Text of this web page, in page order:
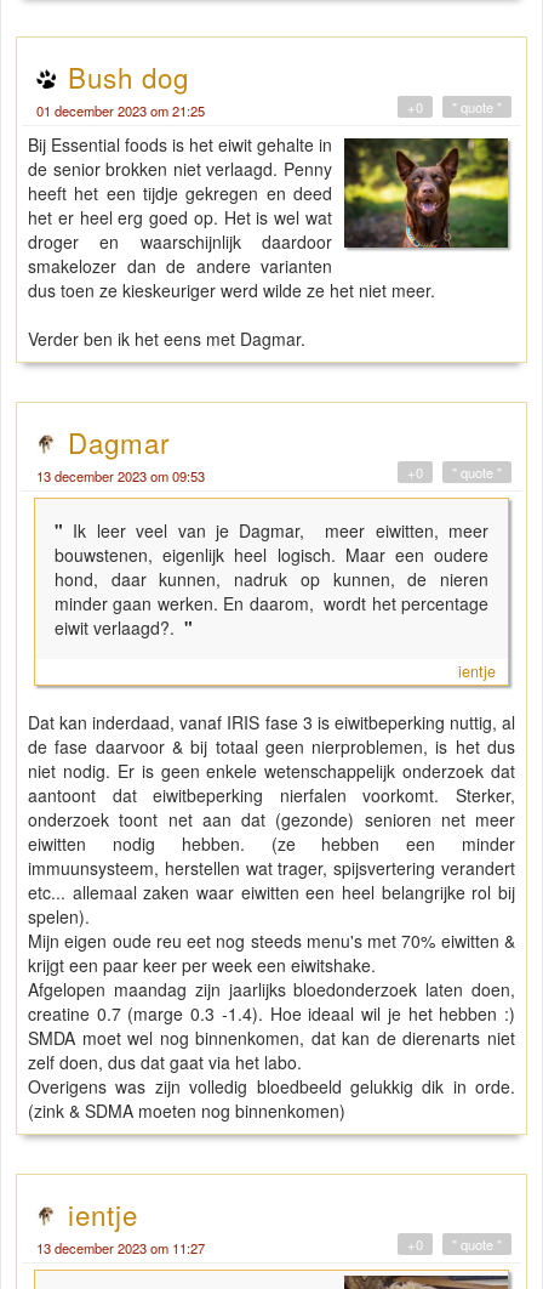
Bush dog
01 december 2023 om 21:25 " quote "
+0
Bij Essential foods is het eiwit gehalte in
de senior brokken niet verlaagd. Penny
heeft het een tijdje gekregen en deed
het er heel erg goed op. Het is wel wat
droger en waarschijnlijk daardoor
smakelozer dan de andere varianten
dus toen ze kieskeuriger werd wilde ze het niet meer.
Verder ben ik het eens met Dagmar.
Dagmar
13 december 2023 om 09:53 " quote "
+0
" Ik leer veel van je Dagmar, meer eiwitten, meer
bouwstenen, eigenlijk heel logisch. Maar een oudere
hond, daar kunnen, nadruk op kunnen, de nieren
minder gaan werken. En daarom, wordt het percentage
eiwit verlaagd?. "
ientje
Dat kan inderdaad, vanaf IRIS fase 3 is eiwitbeperking nuttig, al
de fase daarvoor & bij totaal geen nierproblemen, is het dus
niet nodig. Er is geen enkele wetenschappelijk onderzoek dat
aantoont dat eiwitbeperking nierfalen voorkomt. Sterker,
onderzoek toont net aan dat (gezonde) senioren net meer
eiwitten nodig hebben. (ze hebben een minder
immuunsysteem, herstellen wat trager, spijsvertering verandert
etc... allemaal zaken waar eiwitten een heel belangrijke rol bij
spelen).
Mijn eigen oude reu eet nog steeds menu's met 70% eiwitten &
krijgt een paar keer per week een eiwitshake.
Afgelopen maandag zijn jaarlijks bloedonderzoek laten doen,
creatine 0.7 (marge 0.3 -1.4). Hoe ideaal wil je het hebben :)
SMDA moet wel nog binnenkomen, dat kan de dierenarts niet
zelf doen, dus dat gaat via het labo.
Overigens was zijn volledig bloedbeeld gelukkig dik in orde.
(zink & SDMA moeten nog binnenkomen)
ientje
13 december 2023 om 11:27 " quote "
+0